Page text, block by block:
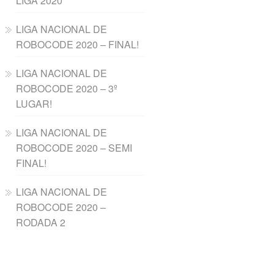
LIGA NACIONAL DE
ROBOCODE 2020 – FINAL!
LIGA NACIONAL DE
ROBOCODE 2020 – 3º
LUGAR!
LIGA NACIONAL DE
ROBOCODE 2020 – SEMI
FINAL!
LIGA NACIONAL DE
ROBOCODE 2020 –
RODADA 2